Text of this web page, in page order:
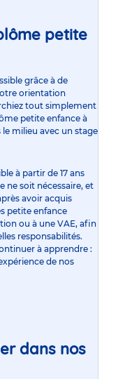
petite
grâce à de
orientation
tout simplement
petite enfance à
milieu avec un stage
à partir de 17 ans
ne soit nécessaire, et
avoir acquis
petite enfance
ou à une VAE, afin
responsabilités.
à apprendre :
de nos
dans nos